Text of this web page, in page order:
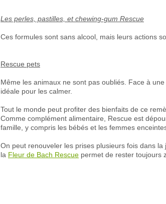
Les perles, pastilles, et chewing-gum Rescue
Ces formules sont sans alcool, mais leurs actions
Rescue pets
Même les animaux ne sont pas oubliés. Face à
idéale pour les calmer.
Tout le monde peut profiter des bienfaits de ce
Comme complément alimentaire, Rescue est
famille, y compris les bébés et les femmes
On peut renouveler les prises plusieurs fois dans
la Fleur de Bach Rescue permet de rester toujours